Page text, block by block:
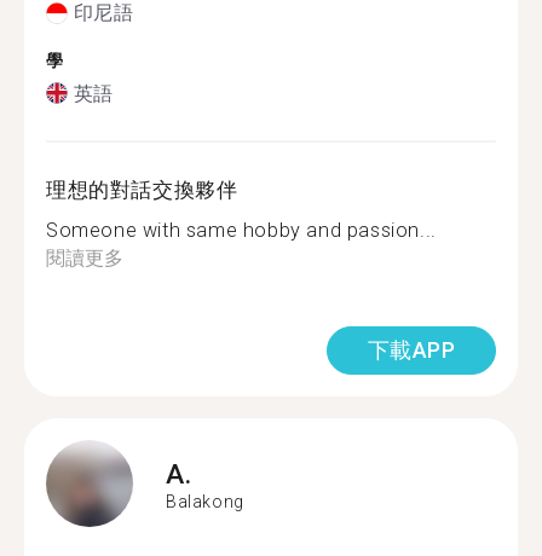
印尼語
學
英語
理想的對話交換夥伴
Someone with same hobby and passion...
閱讀更多
下載APP
A.
Balakong